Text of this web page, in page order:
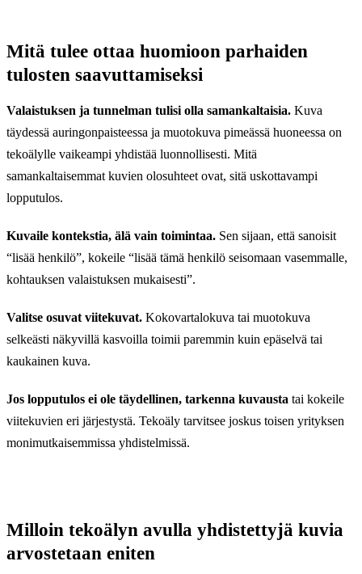
Mitä tulee ottaa huomioon parhaiden
tulosten saavuttamiseksi
Valaistuksen ja tunnelman tulisi olla samankaltaisia. Kuva
täydessä auringonpaisteessa ja muotokuva pimeässä huoneessa on
tekoälylle vaikeampi yhdistää luonnollisesti. Mitä
samankaltaisemmat kuvien olosuhteet ovat, sitä uskottavampi
lopputulos.
Kuvaile kontekstia, älä vain toimintaa. Sen sijaan, että sanoisit
“lisää henkilö”, kokeile “lisää tämä henkilö seisomaan vasemmalle,
kohtauksen valaistuksen mukaisesti”.
Valitse osuvat viitekuvat. Kokovartalokuva tai muotokuva
selkeästi näkyvillä kasvoilla toimii paremmin kuin epäselvä tai
kaukainen kuva.
Jos lopputulos ei ole täydellinen, tarkenna kuvausta tai kokeile
viitekuvien eri järjestystä. Tekoäly tarvitsee joskus toisen yrityksen
monimutkaisemmissa yhdistelmissä.
Milloin tekoälyn avulla yhdistettyjä kuvia
arvostetaan eniten